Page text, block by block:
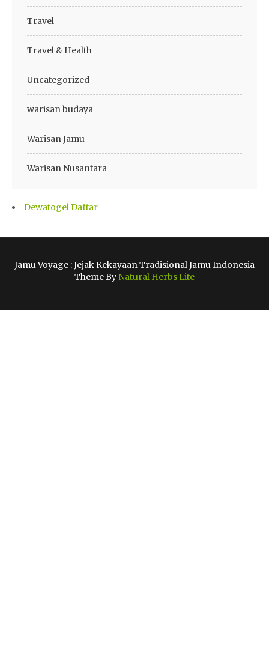
Travel
Travel & Health
Uncategorized
warisan budaya
Warisan Jamu
Warisan Nusantara
Dewatogel Daftar
Jamu Voyage : Jejak Kekayaan Tradisional Jamu Indonesia
Theme By Natural Herbs Lite